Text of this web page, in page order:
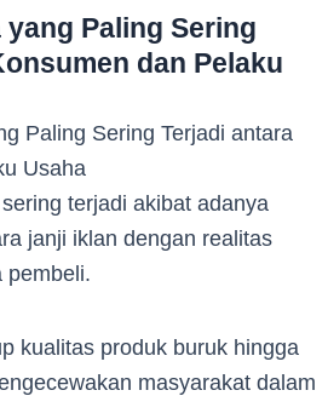
Paling Sering
dan Pelaku
terjadi akibat adanya
janji iklan dengan realitas
pembeli.
kualitas produk buruk hingga
masyarakat dalam